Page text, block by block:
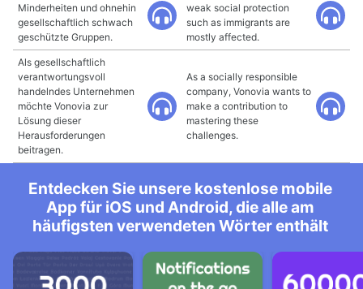
Minderheiten und ohnehin
gesellschaftlich schwach
geschützte Gruppen.
weak social protection
such as immigrants are
mostly affected.
Als gesellschaftlich
verantwortungsvoll
handelndes Unternehmen
möchte Vonovia zur
Lösung dieser
Herausforderungen
beitragen.
As a socially responsible
company, Vonovia wants to
make a contribution to
mastering these
challenges.
Entdecken Sie unsere kostenlose mobile
App für iOS und Android, die alle am
häufigsten verwendeten Wörter enthält